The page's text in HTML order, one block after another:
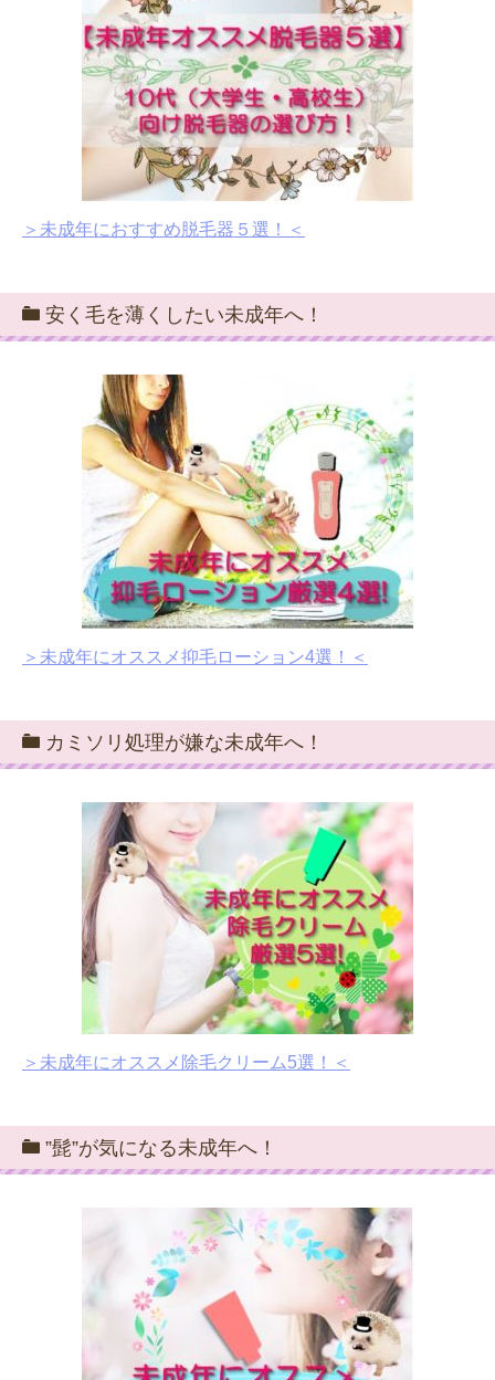
＞未成年におすすめ脱毛器５選！＜
安く毛を薄くしたい未成年へ！
＞未成年にオススメ抑毛ローション4選！＜
カミソリ処理が嫌な未成年へ！
＞未成年にオススメ除毛クリーム5選！＜
”髭”が気になる未成年へ！